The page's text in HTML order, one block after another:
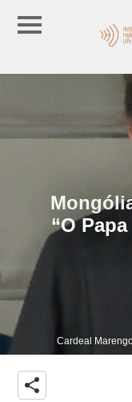
“O
Cardeal
share